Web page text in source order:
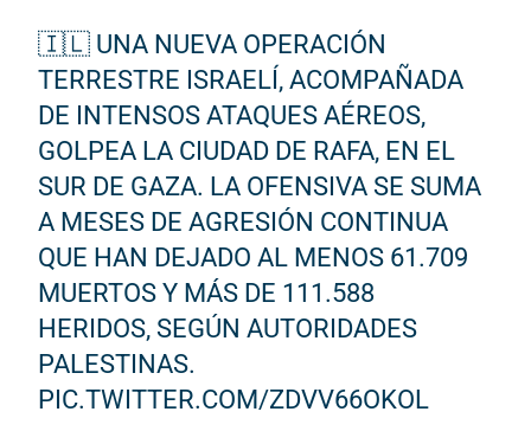
🇮🇱 UNA NUEVA OPERACIÓN
TERRESTRE ISRAELÍ, ACOMPAÑADA
DE INTENSOS ATAQUES AÉREOS,
GOLPEA LA CIUDAD DE RAFA, EN EL
SUR DE GAZA. LA OFENSIVA SE SUMA
A MESES DE AGRESIÓN CONTINUA
QUE HAN DEJADO AL MENOS 61.709
MUERTOS Y MÁS DE 111.588
HERIDOS, SEGÚN AUTORIDADES
PALESTINAS.
PIC.TWITTER.COM/ZDVV66OKOL